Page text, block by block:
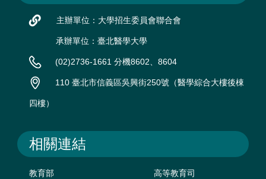
主辦單位：大學招生委員會聯合會
承辦單位：臺北醫學大學
(02)2736-1661 分機8602、8604
110 臺北市信義區吳興街250號（醫學綜合大樓後棟
四樓）
相關連結
教育部 高等教育司